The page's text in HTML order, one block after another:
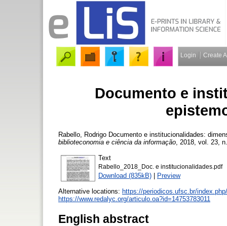
Login Create
Documento e
Rabello, Rodrigo Documento e institucionalidades:
biblioteconomia e ciência da informação , 2018, vol. 23,
Text
Rabello_2018_Doc. e institucionalidades.pdf
Download (835kB) | Preview
Alternative locations: https://periodicos.ufsc.br/
https://www.redalyc.org/articulo.oa?id=14753783011
English abstract